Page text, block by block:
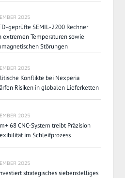
2025
geprüfte SEMIL-2200 Rechner
extremen Temperaturen sowie
Störungen
2025
Konflikte bei Nexperia
Risiken in globalen Lieferketten
2025
68 CNC-System treibt Präzision
im Schleifprozess
2025
strategisches siebenstelliges